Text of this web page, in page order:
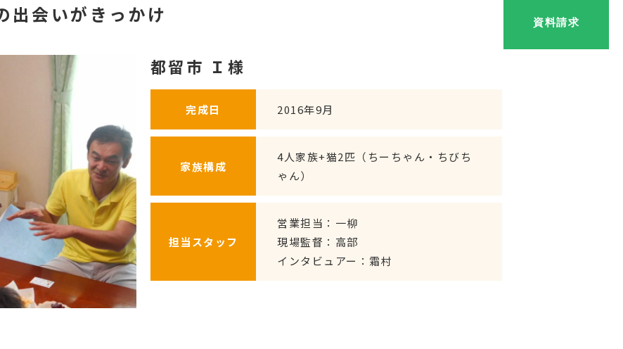
資料請求
出会いがきっかけ
都留市 Ｉ様
完成日 2016年9月
家族構成
4人家族+猫2匹（ちーちゃん・ちびち
ゃん）
担当スタッフ
営業担当：一柳
現場監督：高部
インタビュアー：霜村